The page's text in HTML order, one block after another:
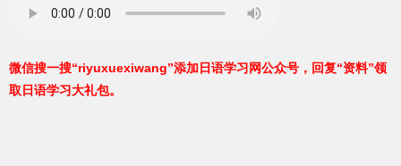
微信搜一搜“riyuxuexiwang”添加日语学习网公众号，回复“资料”领
取日语学习大礼包。